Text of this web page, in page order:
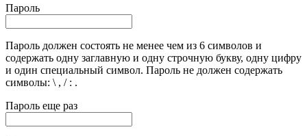
Пароль
Пароль должен состоять не менее чем из 6 символов и
содержать одну заглавную и одну строчную букву, одну цифру
и один специальный символ. Пароль не должен содержать
символы: \ , / : .
Пароль еще раз